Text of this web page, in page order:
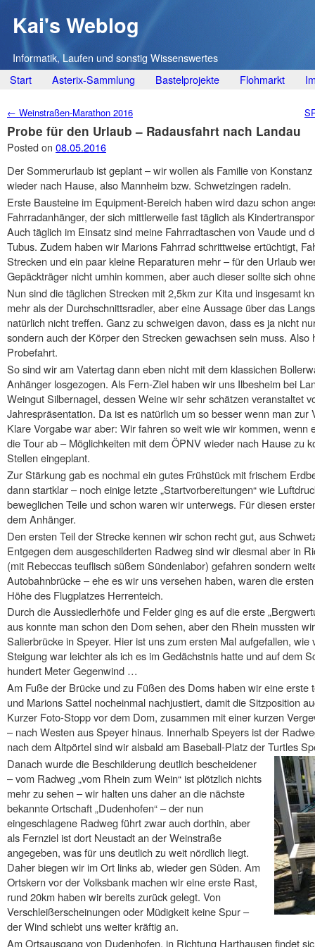
Kai's Weblog
Informatik, Laufen und sonstig Wissenswertes
Main menu
Skip
content
Start Asterix-Sammlung Bastelprojekte Flohmarkt
Post navigation
← Weinstraßen-Marathon 2016
Probe für den Urlaub – Radausfahrt nach Landau
Posted on 08.05.2016
Der Sommerurlaub ist geplant – wir wollen als Familie von
wieder nach Hause, also Mannheim bzw. Schwetzingen radeln.
Erste Bausteine im Equipment-Bereich haben wird dazu schon
Fahrradanhänger, der sich mittlerweile fast täglich als
Auch täglich im Einsatz sind meine Fahrradtaschen von Vaude und
Tubus. Zudem haben wir Marions Fahrrad schrittweise ertüchtigt,
Strecken und ein paar kleine Reparaturen mehr – für den Urlaub
Gepäckträger nicht umhin kommen, aber auch dieser sollte sich
Nun sind die täglichen Strecken mit 2,5km zur Kita und insgesamt
mehr als der Durchschnittsradler, aber eine Aussage über das
natürlich nicht treffen. Ganz zu schweigen davon, dass es ja nicht
sondern auch der Körper den Strecken gewachsen sein muss. Also
Probefahrt.
So sind wir am Vatertag dann eben nicht mit dem klassichen
Anhänger losgezogen. Als Fern-Ziel haben wir uns Ilbesheim bei
Weingut Silbernagel, dessen Weine wir sehr schätzen veranstaltet
Jahrespräsentation. Da ist es natürlich um so besser wenn man zur
Klare Vorgabe war aber: Wir fahren so weit wie wir kommen, wenn
die Tour ab – Möglichkeiten mit dem ÖPNV wieder nach Hause zu
Stellen eingeplant.
Zur Stärkung gab es nochmal ein gutes Frühstück mit frischem
dann startklar – noch einige letzte „Startvorbereitungen“ wie
beweglichen Teile und schon waren wir unterwegs. Für diesen
dem Anhänger.
Den ersten Teil der Strecke kennen wir schon recht gut, aus
Entgegen dem ausgeschilderten Radweg sind wir diesmal aber in
(mit Rebeccas teuflisch süßem Sündenlabor) gefahren sondern
Autobahnbrücke – ehe es wir uns versehen haben, waren die
Höhe des Flugplatzes Herrenteich.
Durch die Aussiedlerhöfe und Felder ging es auf die erste
aus konnte man schon den Dom sehen, aber den Rhein mussten
Salierbrücke in Speyer. Hier ist uns zum ersten Mal aufgefallen,
Steigung war leichter als ich es im Gedächstnis hatte und auf dem
hundert Meter Gegenwind …
Am Fuße der Brücke und zu Füßen des Doms haben wir eine erste
und Marions Sattel nocheinmal nachjustiert, damit die Sitzposition
Kurzer Foto-Stopp vor dem Dom, zusammen mit einer kurzen
– nach Westen aus Speyer hinaus. Innerhalb Speyers ist der
nach dem Altpörtel sind wir alsbald am Baseball-Platz der Turtles
Danach wurde die Beschilderung deutlich bescheidener
– vom Radweg „vom Rhein zum Wein“ ist plötzlich nichts
mehr zu sehen – wir halten uns daher an die nächste
bekannte Ortschaft „Dudenhofen“ – der nun
eingeschlagene Radweg führt zwar auch dorthin, aber
als Fernziel ist dort Neustadt an der Weinstraße
angegeben, was für uns deutlich zu weit nördlich liegt.
Daher biegen wir im Ort links ab, wieder gen Süden. Am
Ortskern vor der Volksbank machen wir eine erste Rast,
rund 20km haben wir bereits zurück gelegt. Von
Verschleißerscheinungen oder Müdigkeit keine Spur –
der Wind schiebt uns weiter kräftig an.
Am Ortsausgang von Dudenhofen, in Richtung Harthausen findet